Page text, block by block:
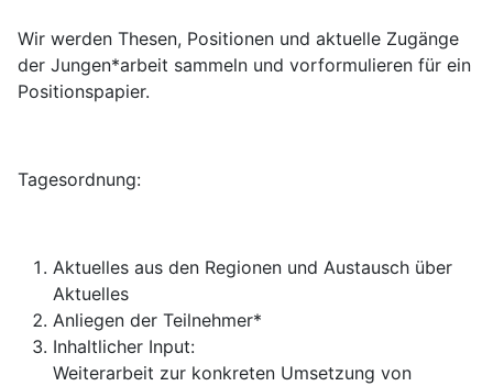
Wir werden Thesen, Positionen und aktuelle Zugänge
der Jungen*arbeit sammeln und vorformulieren für ein
Positionspapier.
Tagesordnung:
Aktuelles aus den Regionen und Austausch über
Aktuelles
Anliegen der Teilnehmer*
Inhaltlicher Input:
Weiterarbeit zur konkreten Umsetzung von